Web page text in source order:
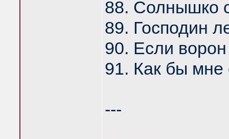
88. Солнышко
89. Господин
90. Если
91. Как бы мне
---